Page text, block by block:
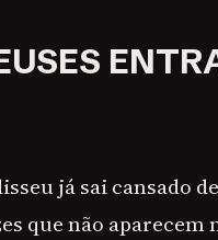
já sai cansado
que não